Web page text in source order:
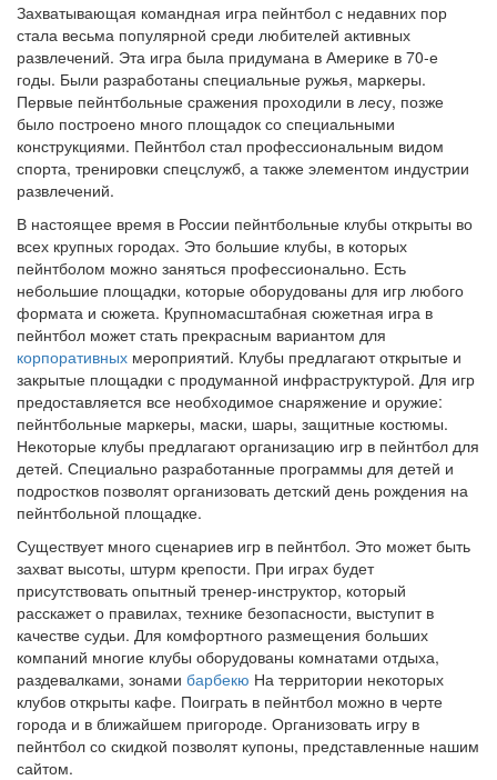
Захватывающая командная игра пейнтбол с недавних пор
стала весьма популярной среди любителей активных
развлечений. Эта игра была придумана в Америке в 70-е
годы. Были разработаны специальные ружья, маркеры.
Первые пейнтбольные сражения проходили в лесу, позже
было построено много площадок со специальными
конструкциями. Пейнтбол стал профессиональным видом
спорта, тренировки спецслужб, а также элементом индустрии
развлечений.
В настоящее время в России пейнтбольные клубы открыты во
всех крупных городах. Это большие клубы, в которых
пейнтболом можно заняться профессионально. Есть
небольшие площадки, которые оборудованы для игр любого
формата и сюжета. Крупномасштабная сюжетная игра в
пейнтбол может стать прекрасным вариантом для
корпоративных мероприятий. Клубы предлагают открытые и
закрытые площадки с продуманной инфраструктурой. Для игр
предоставляется все необходимое снаряжение и оружие:
пейнтбольные маркеры, маски, шары, защитные костюмы.
Некоторые клубы предлагают организацию игр в пейнтбол для
детей. Специально разработанные программы для детей и
подростков позволят организовать детский день рождения на
пейнтбольной площадке.
Существует много сценариев игр в пейнтбол. Это может быть
захват высоты, штурм крепости. При играх будет
присутствовать опытный тренер-инструктор, который
расскажет о правилах, технике безопасности, выступит в
качестве судьи. Для комфортного размещения больших
компаний многие клубы оборудованы комнатами отдыха,
раздевалками, зонами барбекю На территории некоторых
клубов открыты кафе. Поиграть в пейнтбол можно в черте
города и в ближайшем пригороде. Организовать игру в
пейнтбол со скидкой позволят купоны, представленные нашим
сайтом.